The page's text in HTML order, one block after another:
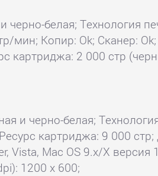
белая; Технология
мин; Копир: Ok; Сканер:
картриджа: 2 000 стр
и черно-белая;
картриджа: 9 000
Vista, Mac OS 9.x/X
1200 x 600;